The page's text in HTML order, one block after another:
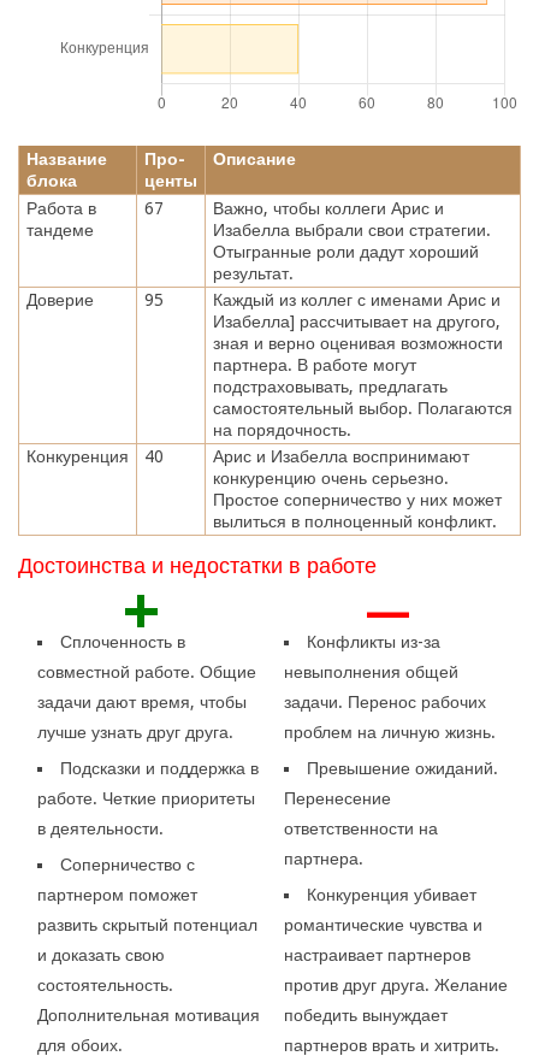
Название
блока
Про-
центы
Описание
Работа в
тандеме
67
Важно, чтобы коллеги Арис и
Изабелла выбрали свои стратегии.
Отыгранные роли дадут хороший
результат.
Доверие
95
Каждый из коллег с именами Арис и
Изабелла] рассчитывает на другого,
зная и верно оценивая возможности
партнера. В работе могут
подстраховывать, предлагать
самостоятельный выбор. Полагаются
на порядочность.
Конкуренция
40
Арис и Изабелла воспринимают
конкуренцию очень серьезно.
Простое соперничество у них может
вылиться в полноценный конфликт.
Достоинства и недостатки в работе
+
Сплоченность в
совместной работе. Общие
задачи дают время, чтобы
лучше узнать друг друга.
Подсказки и поддержка в
работе. Четкие приоритеты
в деятельности.
Соперничество с
партнером поможет
развить скрытый потенциал
и доказать свою
состоятельность.
Дополнительная мотивация
для обоих.
—
Конфликты из-за
невыполнения общей
задачи. Перенос рабочих
проблем на личную жизнь.
Превышение ожиданий.
Перенесение
ответственности на
партнера.
Конкуренция убивает
романтические чувства и
настраивает партнеров
против друг друга. Желание
победить вынуждает
партнеров врать и хитрить.